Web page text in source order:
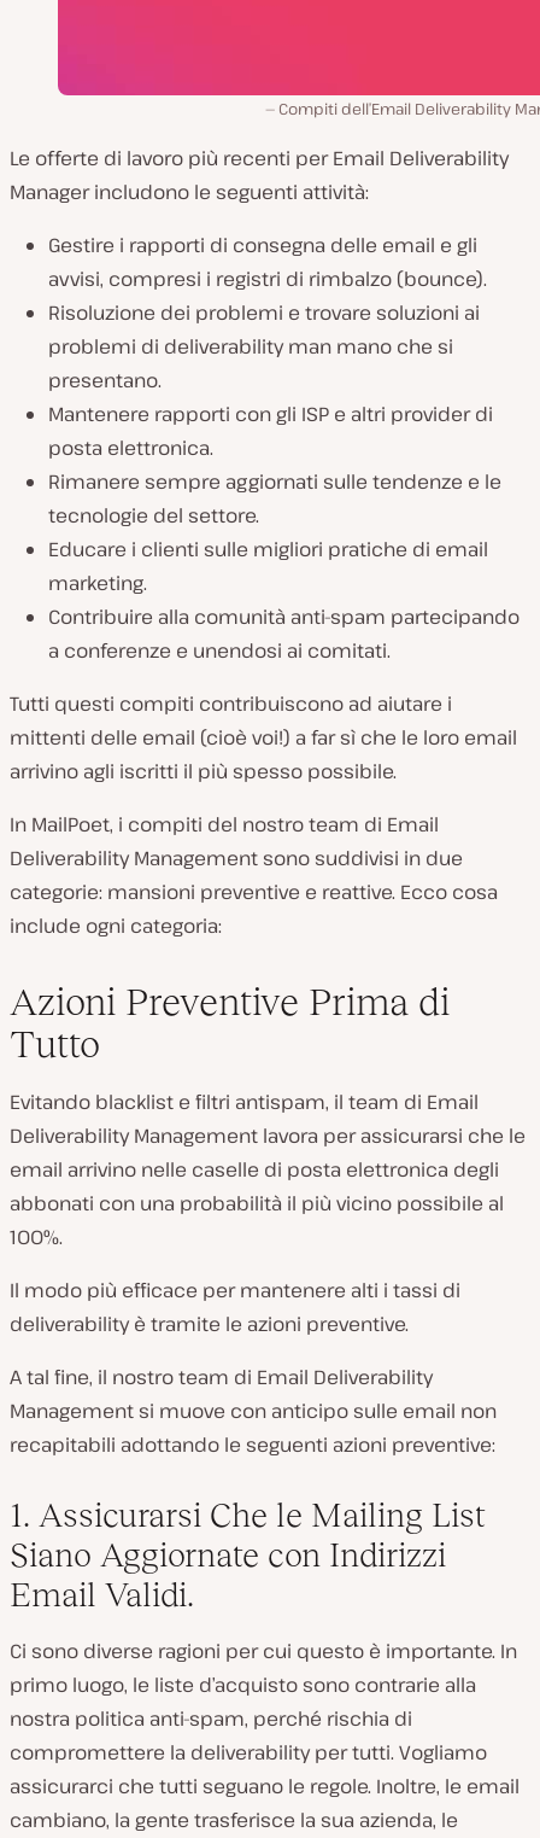
Compiti dell’Email Deliverability
Le offerte di lavoro più recenti per Email Deliverability
Manager includono le seguenti attività:
Gestire i rapporti di consegna delle email e gli
avvisi, compresi i registri di rimbalzo (bounce).
Risoluzione dei problemi e trovare soluzioni ai
problemi di deliverability man mano che si
presentano.
Mantenere rapporti con gli ISP e altri provider di
posta elettronica.
Rimanere sempre aggiornati sulle tendenze e le
tecnologie del settore.
Educare i clienti sulle migliori pratiche di email
marketing.
Contribuire alla comunità anti-spam partecipando
a conferenze e unendosi ai comitati.
Tutti questi compiti contribuiscono ad aiutare i
mittenti delle email (cioè voi!) a far sì che le loro email
arrivino agli iscritti il più spesso possibile.
In MailPoet, i compiti del nostro team di Email
Deliverability Management sono suddivisi in due
categorie: mansioni preventive e reattive. Ecco cosa
include ogni categoria:
Azioni Preventive Prima di
Tutto
Evitando blacklist e filtri antispam, il team di Email
Deliverability Management lavora per assicurarsi che le
email arrivino nelle caselle di posta elettronica degli
abbonati con una probabilità il più vicino possibile al
100%.
Il modo più efficace per mantenere alti i tassi di
deliverability è tramite le azioni preventive.
A tal fine, il nostro team di Email Deliverability
Management si muove con anticipo sulle email non
recapitabili adottando le seguenti azioni preventive:
1. Assicurarsi Che le Mailing List
Siano Aggiornate con Indirizzi
Email Validi.
Ci sono diverse ragioni per cui questo è importante. In
primo luogo, le liste d’acquisto sono contrarie alla
nostra politica anti-spam, perché rischia di
compromettere la deliverability per tutti. Vogliamo
assicurarci che tutti seguano le regole. Inoltre, le email
cambiano, la gente trasferisce la sua azienda, le